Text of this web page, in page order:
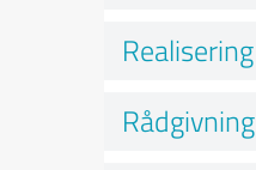
Realisering
Rådgivning